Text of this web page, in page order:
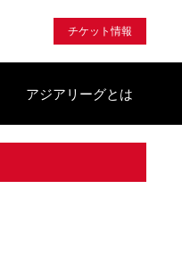
チケット情報
アジアリーグとは